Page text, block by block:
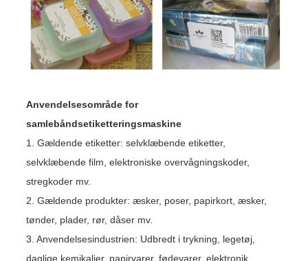
Anvendelsesområde for
samlebåndsetiketteringsmaskine
1. Gældende etiketter: selvklæbende etiketter,
selvklæbende film, elektroniske overvågningskoder,
stregkoder mv.
2. Gældende produkter: æsker, poser, papirkort, æsker,
tønder, plader, rør, dåser mv.
3. Anvendelsesindustrien: Udbredt i trykning, legetøj,
daglige kemikalier, papirvarer, fødevarer, elektronik,